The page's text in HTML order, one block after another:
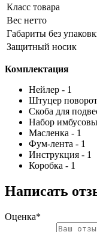
Класс товара
Вес нетто
Габариты без
Защитный носик
Комплектация
Нейлер - 1
Штуцер
Скоба для
Набор
Масленка - 1
Фум-лента - 1
Инструкция - 1
Коробка - 1
Написать
Оценка*